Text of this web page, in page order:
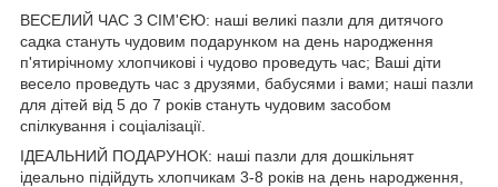
ВЕСЕЛИЙ ЧАС З СІМ'ЄЮ: наші великі пазли для дитячого
садка стануть чудовим подарунком на день народження
п'ятирічному хлопчикові і чудово проведуть час; Ваші діти
весело проведуть час з друзями, бабусями і вами; наші пазли
для дітей від 5 до 7 років стануть чудовим засобом
спілкування і соціалізації.
ІДЕАЛЬНИЙ ПОДАРУНОК: наші пазли для дошкільнят
ідеально підійдуть хлопчикам 3-8 років на день народження,